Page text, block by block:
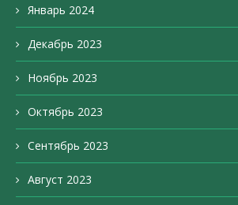
Январь 2024
Декабрь 2023
Ноябрь 2023
Октябрь 2023
Сентябрь 2023
Август 2023